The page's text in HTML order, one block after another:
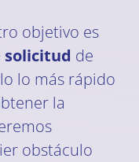
objetivo es
solicitud de
lo más rápido
la
obstáculo